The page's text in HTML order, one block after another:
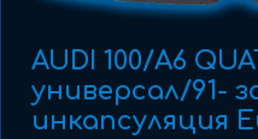
AUDI 100/A6
универсал/91-
инкапсуляция